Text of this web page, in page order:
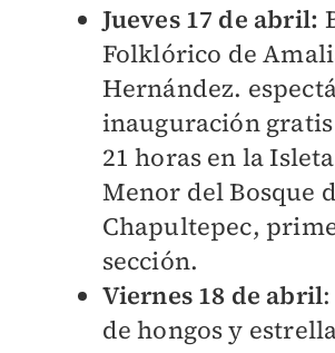
Jueves 17 de abril:
Folklórico de
Hernández.
inauguración gratis
21 horas en la
Menor del Bosque
Chapultepec,
sección.
Viernes 18 de abril
de hongos y